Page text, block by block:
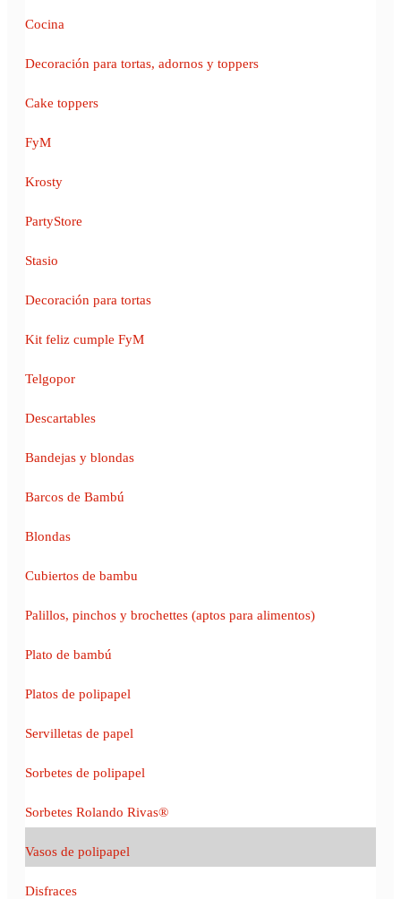
Cocina
Decoración para tortas, adornos y toppers
Cake toppers
FyM
Krosty
PartyStore
Stasio
Decoración para tortas
Kit feliz cumple FyM
Telgopor
Descartables
Bandejas y blondas
Barcos de Bambú
Blondas
Cubiertos de bambu
Palillos, pinchos y brochettes (aptos para alimentos)
Plato de bambú
Platos de polipapel
Servilletas de papel
Sorbetes de polipapel
Sorbetes Rolando Rivas®
Vasos de polipapel
Disfraces